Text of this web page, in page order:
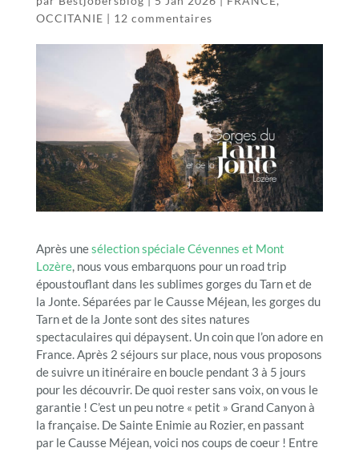
OCCITANIE | 12 commentaires
Après unesélection spéciale Cévennes et Mont
Lozère, nous vous embarquons pour un road trip
époustouflant dans les sublimes gorges du Tarn et de
la Jonte. Séparées par le Causse Méjean, les gorges du
Tarn et de la Jonte sont des sites natures
spectaculaires qui dépaysent. Un coin que l’on adore en
France. Après 2 séjours sur place, nous vous proposons
de suivre un itinéraire en boucle pendant 3 à 5 jours
pour les découvrir. De quoi rester sans voix, on vous le
garantie ! C’est un peu notre « petit » Grand Canyon à
la française. De Sainte Enimie au Rozier, en passant
par le Causse Méjean, voici nos coups de coeur ! Entre